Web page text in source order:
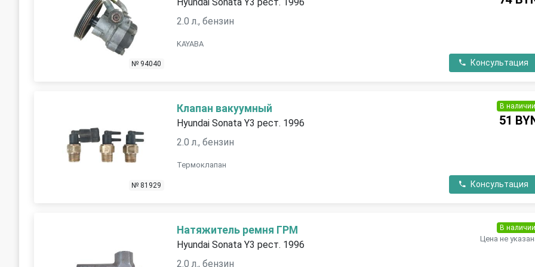
№ 94040
2.0 л., бензин
KAYABA
Консультация
№ 81929
Клапан вакуумный
Hyundai Sonata Y3 рест. 1996
2.0 л., бензин
Термоклапан
В наличии
51
Консультация
Натяжитель ремня ГРМ
Hyundai Sonata Y3 рест. 1996
2.0 л., бензин
В наличии
Цена не